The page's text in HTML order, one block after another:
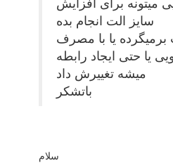
سایز الت انجام بده
برمیگرده یا با مصرف
یا حتی ایجاد رابطه
میشه تغییرش داد
باتشکر
سلام